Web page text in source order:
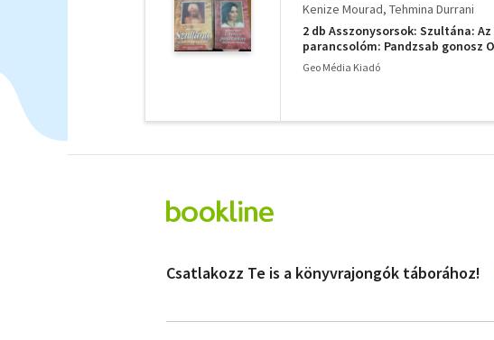
Kenize Mourad Tehmina Durrani
2 db Asszonysorsok: Szultána:
parancsolóm: Pandzsab gonosz
Geo Média Kiadó
Csatlakozz Te is a könyvrajongók táborához!